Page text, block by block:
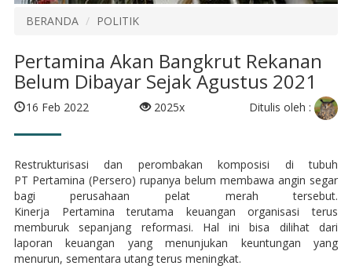
BERANDA POLITIK
Pertamina Akan Bangkrut Rekanan
Belum Dibayar Sejak Agustus 2021
16 Feb 2022 2025x Ditulis oleh :
Restrukturisasi dan perombakan komposisi di tubuh
PT Pertamina (Persero) rupanya belum membawa angin segar
bagi perusahaan pelat merah tersebut.
Kinerja Pertamina terutama keuangan organisasi terus
memburuk sepanjang reformasi. Hal ini bisa dilihat dari
laporan keuangan yang menunjukan keuntungan yang
menurun, sementara utang terus meningkat.